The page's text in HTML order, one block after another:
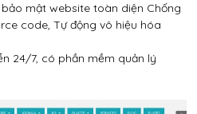
mật website toàn diện Chống
code, Tự động vô hiệu hóa
24/7, có phần mềm quản lý